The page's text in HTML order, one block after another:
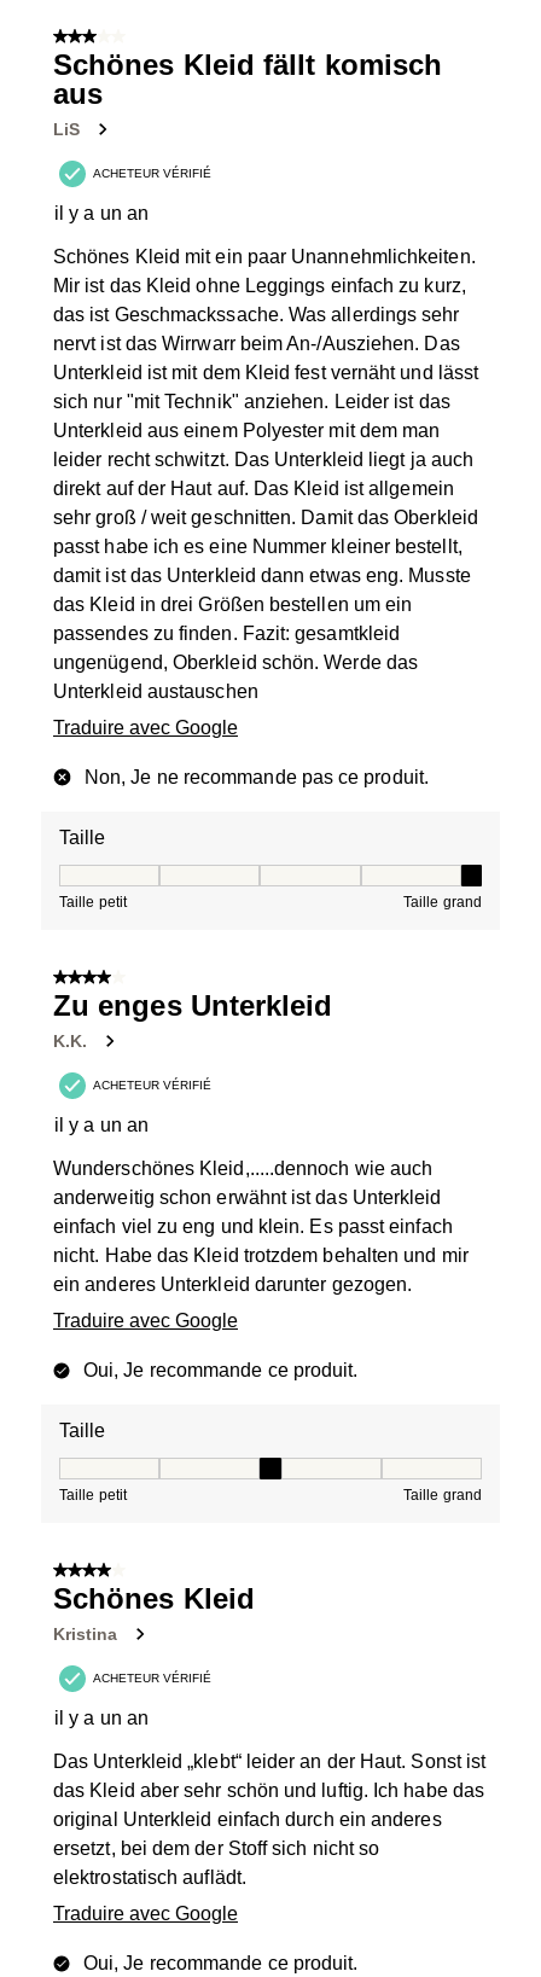
sur
avis.
3 sur 5 étoiles.
Schönes Kleid fällt komisch
aus
LiS
ACHETEUR VÉRIFIÉ
il y a un an
Schönes Kleid mit ein paar Unannehmlichkeiten.
Mir ist das Kleid ohne Leggings einfach zu kurz,
das ist Geschmackssache. Was allerdings sehr
nervt ist das Wirrwarr beim An-/Ausziehen. Das
Unterkleid ist mit dem Kleid fest vernäht und lässt
sich nur "mit Technik" anziehen. Leider ist das
Unterkleid aus einem Polyester mit dem man
leider recht schwitzt. Das Unterkleid liegt ja auch
direkt auf der Haut auf. Das Kleid ist allgemein
sehr groß / weit geschnitten. Damit das Oberkleid
passt habe ich es eine Nummer kleiner bestellt,
damit ist das Unterkleid dann etwas eng. Musste
das Kleid in drei Größen bestellen um ein
passendes zu finden. Fazit: gesamtkleid
ungenügend, Oberkleid schön. Werde das
Unterkleid austauschen
Traduire avec Google
Non, Je ne recommande pas ce produit.
Taille
Taille petit Taille grand
4 sur 5 étoiles.
Zu enges Unterkleid
K.K.
ACHETEUR VÉRIFIÉ
il y a un an
Wunderschönes Kleid,.....dennoch wie auch
anderweitig schon erwähnt ist das Unterkleid
einfach viel zu eng und klein. Es passt einfach
nicht. Habe das Kleid trotzdem behalten und mir
ein anderes Unterkleid darunter gezogen.
Traduire avec Google
Oui, Je recommande ce produit.
Taille
Taille petit Taille grand
4 sur 5 étoiles.
Schönes Kleid
Kristina
ACHETEUR VÉRIFIÉ
il y a un an
Das Unterkleid „klebt“ leider an der Haut. Sonst ist
das Kleid aber sehr schön und luftig. Ich habe das
original Unterkleid einfach durch ein anderes
ersetzt, bei dem der Stoff sich nicht so
elektrostatisch auflädt.
Traduire avec Google
Oui, Je recommande ce produit.